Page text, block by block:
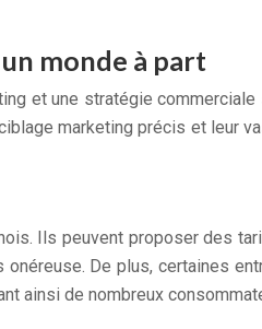
monde à part
et une stratégie
marketing précis et leur
Ils peuvent proposer des
De plus, certaines
ainsi de nombreux